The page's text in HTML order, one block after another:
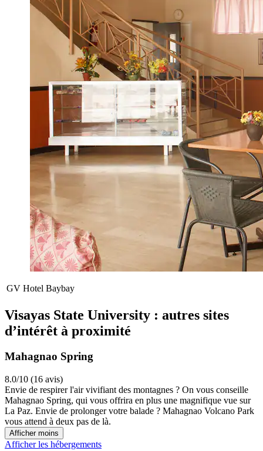
GV Hotel Baybay
Visayas State University : autres sites
d’intérêt à proximité
Mahagnao Spring
8.0/10 (16 avis)
Envie de respirer l'air vivifiant des montagnes ? On vous conseille
Mahagnao Spring, qui vous offrira en plus une magnifique vue sur
La Paz. Envie de prolonger votre balade ? Mahagnao Volcano Park
vous attend à deux pas de là.
Afficher moins
Afficher les hébergements